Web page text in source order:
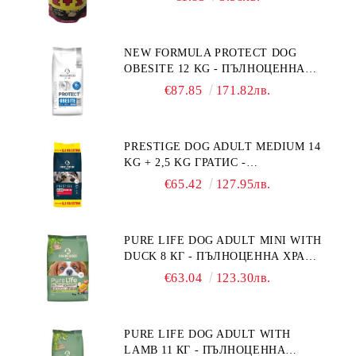
NEW FORMULA PROTECT DOG
OBESITE 12 KG - ПЪЛНОЦЕННА
ДИЕТИЧНА ХРАНА ЗА КУЧЕТА
"РЕГУЛИРАНЕ НА ВНОСА НА
ГЛЮКОЗА (DIABETES MELLITUS)."
€87.85 171.82лв.
PRESTIGE DOG ADULT MEDIUM 14
KG + 2,5 KG ГРАТИС -
ПЪЛНОЦЕННА ХРАНА ЗА
€65.42 127.95лв.
PURE LIFE DOG ADULT MINI WITH
DUCK 8 КГ - ПЪЛНОЦЕННА ХРАНА
ЗА ПОРАСНАЛИ КУЧЕТА ОТ
ГЛУТЕН. ПРОИЗВЕДЕНА ВЪВ
ФРАНЦИЯ.
€63.04 123.30лв.
PURE LIFE DOG ADULT WITH
LAMB 11 КГ - ПЪЛНОЦЕННА